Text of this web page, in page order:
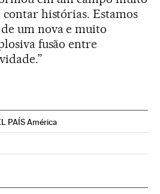
histórias. Estamos
um nova e muito
fusão entre
PAÍS América
Twitter
en Instagram
Brasil en Facebook